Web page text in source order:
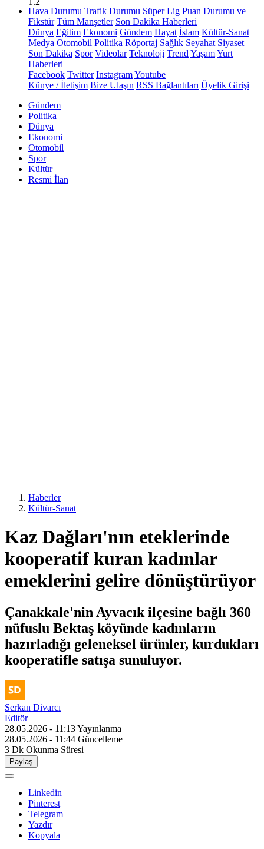
Hava Durumu Trafik Durumu Süper Lig Puan Durumu ve
Fikstür Tüm Manşetler Son Dakika Haberleri
Dünya Eğitim Ekonomi Gündem Hayat İslam Kültür-Sanat
Medya Otomobil Politika Röportaj Sağlık Seyahat Siyaset
Son Dakika Spor Videolar Teknoloji Trend YaşamYurt
Haberleri
Facebook Twitter InstagramYoutube
Künye / İletişim Bize Ulaşın RSS Bağlantıları Üyelik Girişi
Gündem
Politika
Dünya
Ekonomi
Otomobil
Spor
Kültür
Resmi İlan
Haberler
Kültür-Sanat
Kaz Dağları'nın eteklerinde
kooperatif kuran kadınlar
emeklerini gelire dönüştürüyor
Çanakkale'nin Ayvacık ilçesine bağlı 360
nüfuslu Bektaş köyünde kadınların
hazırladığı geleneksel ürünler, kurdukları
kooperatifle satışa sunuluyor.
Serkan Divarcı
Editör
28.05.2026 - 11:13Yayınlanma
28.05.2026 - 11:44 Güncelleme
3 Dk Okunma Süresi
Paylaş
Linkedin
Pinterest
Telegram
Yazdır
Kopyala